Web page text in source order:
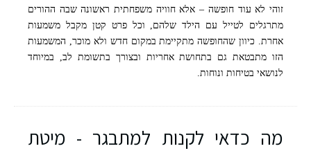
זוהי לא עוד חופשה – אלא חוויה משפחתית ראשונה שבה ההורים
מתרגלים לטייל עם הילד שלהם, וכל פרט קטן מקבל משמעות
אחרת. כיוון שהחופשה מתקיימת במקום חדש ולא מוכר, המשמעות
הזו מתבטאת גם בתחושת אחריות ובצורך בתשומת לב, במיוחד
לנושאי בטיחות ונוחות.
מה כדאי לקנות למתבגר - מיטת